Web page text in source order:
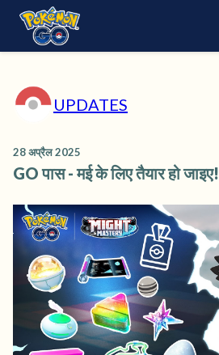
UPDATES
28 अप्रैल 2025
GO पास - मई के लिए तैयार हो जाइए!